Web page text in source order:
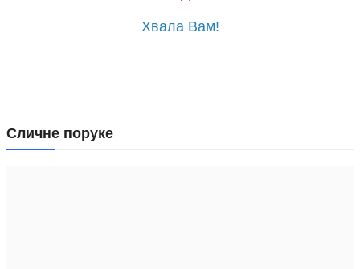
Хвала Вам!
Сличне поруке